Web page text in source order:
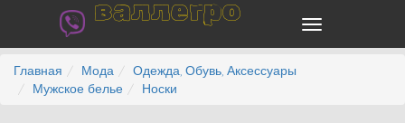
валлегро
Главная Мода
Одежда, Обувь, Аксессуары
Мужское белье
Носки